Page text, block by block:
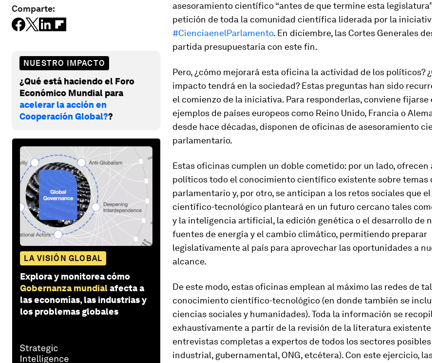
Comparte:
NUESTRO IMPACTO
¿Qué está haciendo el Foro
Económico Mundial para
acelerar la acción en
Cooperación Global??
LA VISIÓN GLOBAL
Explora y monitorea cómo
Gobernanza mundialafecta a
las economías, las industrias y
los problemas globales
asesoramiento científico “antes de que termine esta
petición de toda la comunidad científica liderada por la
#CienciaenelParlamento. En diciembre, las Cortes Generales
partida presupuestaria con este fin.
Pero, ¿cómo mejorará esta oficina la actividad de los políticos?
impacto tendrá en la sociedad? Estas preguntas han sido
el comienzo de la iniciativa. Para responderlas, conviene fijarse
ejemplos de países europeos como Reino Unido, Francia o
desde hace décadas, disponen de oficinas de asesoramiento
parlamentario.
Estas oficinas cumplen un doble cometido: por un lado, ofrecen
políticos todo el conocimiento científico existente sobre temas
parlamentario y, por otro, se anticipan a los retos sociales que
científico-tecnológico planteará en un futuro cercano tales
y la inteligencia artificial, la edición genética o el desarrollo de
fuentes de energía y el cambio climático, permitiendo preparar
legislativamente al país para aprovechar las oportunidades a
alcance.
De este modo, estas oficinas emplean al máximo las redes de
conocimiento científico-tecnológico (en donde también se
ciencias sociales y humanidades). Toda la información se
exhaustivamente a partir de la revisión de la literatura existente
entrevistas completas a expertos de todos los sectores
industrial, gubernamental, ONG, etcétera). Con este ejercicio,